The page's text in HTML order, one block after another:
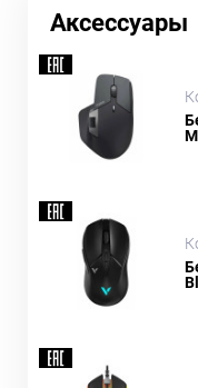
Аксессуары